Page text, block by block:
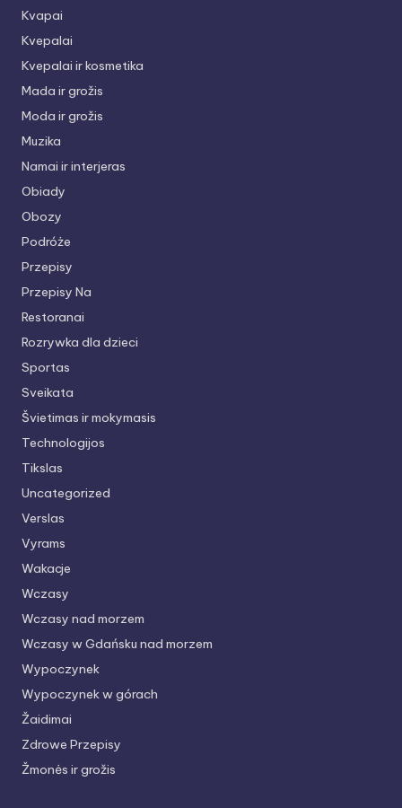
Kvapai
Kvepalai
Kvepalai ir kosmetika
Mada ir grožis
Moda ir grožis
Muzika
Namai ir interjeras
Obiady
Obozy
Podróże
Przepisy
Przepisy Na
Restoranai
Rozrywka dla dzieci
Sportas
Sveikata
Švietimas ir mokymasis
Technologijos
Tikslas
Uncategorized
Verslas
Vyrams
Wakacje
Wczasy
Wczasy nad morzem
Wczasy w Gdańsku nad morzem
Wypoczynek
Wypoczynek w górach
Žaidimai
Zdrowe Przepisy
Žmonės ir grožis